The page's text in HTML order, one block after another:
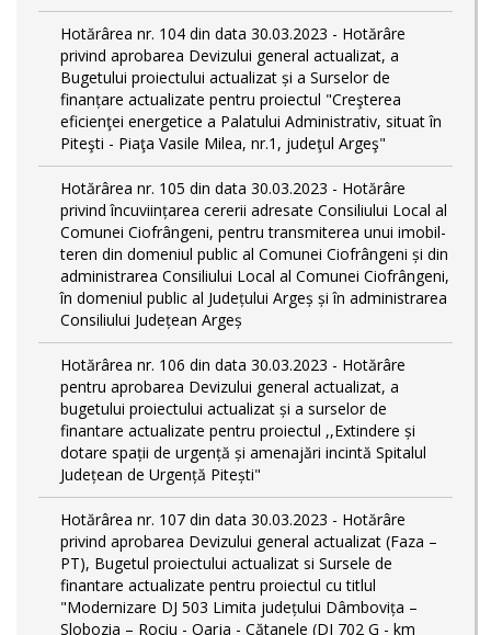
Hotărârea nr. 104 din data 30.03.2023 - Hotărâre
privind aprobarea Devizului general actualizat, a
Bugetului proiectului actualizat și a Surselor de
finanțare actualizate pentru proiectul "Creşterea
eficienţei energetice a Palatului Administrativ, situat în
Piteşti - Piaţa Vasile Milea, nr.1, judeţul Argeş"
Hotărârea nr. 105 din data 30.03.2023 - Hotărâre
privind încuviințarea cererii adresate Consiliului Local al
Comunei Ciofrângeni, pentru transmiterea unui imobil-
teren din domeniul public al Comunei Ciofrângeni și din
administrarea Consiliului Local al Comunei Ciofrângeni,
în domeniul public al Județului Argeș și în administrarea
Consiliului Județean Argeș
Hotărârea nr. 106 din data 30.03.2023 - Hotărâre
pentru aprobarea Devizului general actualizat, a
bugetului proiectului actualizat și a surselor de
finantare actualizate pentru proiectul ,,Extindere și
dotare spații de urgență și amenajări incintă Spitalul
Județean de Urgență Pitești"
Hotărârea nr. 107 din data 30.03.2023 - Hotărâre
privind aprobarea Devizului general actualizat (Faza –
PT), Bugetul proiectului actualizat si Sursele de
finantare actualizate pentru proiectul cu titlul
"Modernizare DJ 503 Limita județului Dâmbovița –
Slobozia – Rociu - Oarja - Cătanele (DJ 702 G - km